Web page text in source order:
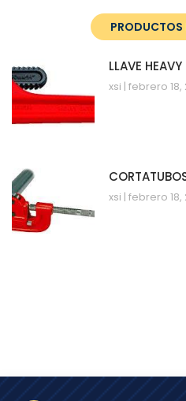
PRODUCTOS
LLAVE HEAVY
xsi febrero 18,
xsi febrero 18,